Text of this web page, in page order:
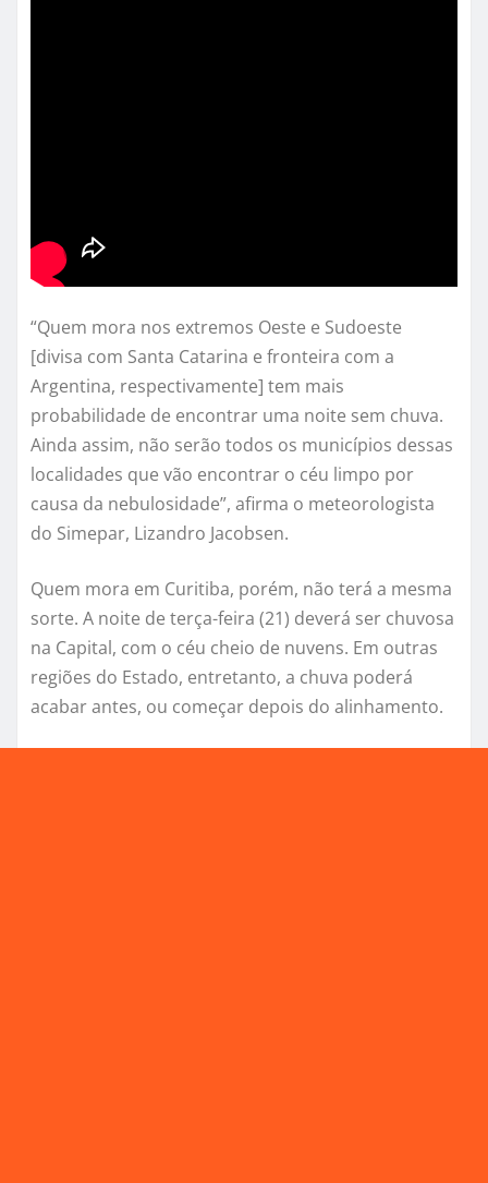
“Quem mora nos extremos Oeste e Sudoeste
[divisa com Santa Catarina e fronteira com a
Argentina, respectivamente] tem mais
probabilidade de encontrar uma noite sem chuva.
Ainda assim, não serão todos os municípios dessas
localidades que vão encontrar o céu limpo por
causa da nebulosidade”, afirma o meteorologista
do Simepar, Lizandro Jacobsen.
Quem mora em Curitiba, porém, não terá a mesma
sorte. A noite de terça-feira (21) deverá ser chuvosa
na Capital, com o céu cheio de nuvens. Em outras
regiões do Estado, entretanto, a chuva poderá
acabar antes, ou começar depois do alinhamento.